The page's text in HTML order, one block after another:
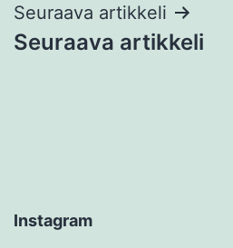
Seuraava artikkeli
Seuraava artikkeli
Instagram